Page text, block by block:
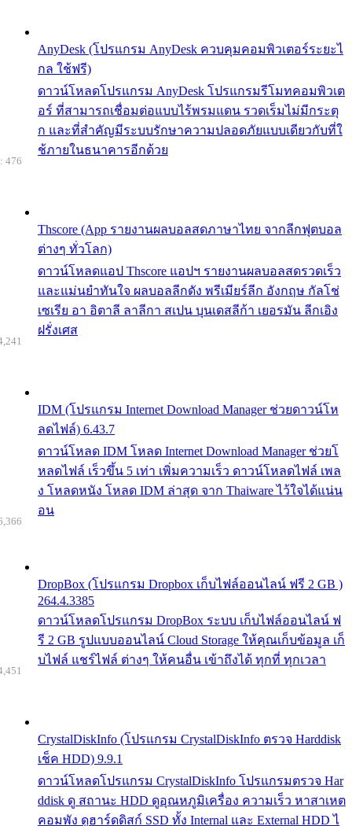
AnyDesk (โปรแกรม AnyDesk ควบคุมคอมพิวเตอร์ระยะไ
กล ใช้ฟรี)
ดาวน์โหลดโปรแกรม AnyDesk โปรแกรมรีโมทคอมพิวเต
อร์ ที่สามารถเชื่อมต่อแบบไร้พรมแดน รวดเร็มไม่มีกระตุ
ก และที่สำคัญมีระบบรักษาความปลอดภัยแบบเดียวกับที่ใ
ช้ภายในธนาคารอีกด้วย
Thscore (App รายงานผลบอลสดภาษาไทย จากลีกฟุตบอล
ต่างๆ ทั่วโลก)
ดาวน์โหลดแอป Thscore แอปฯ รายงานผลบอลสดรวดเร็ว
และแม่นยำทันใจ ผลบอลลีกดัง พรีเมียร์ลีก อังกฤษ กัลโช่
เซเรีย อา อิตาลี ลาลีกา สเปน บุนเดสลีก้า เยอรมัน ลีกเอิง
ฝรั่งเศส
476
IDM (โปรแกรม Internet Download Manager ช่วยดาวน์โห
ลดไฟล์) 6.43.7
ดาวน์โหลด IDM โหลด Internet Download Manager ช่วยโ
หลดไฟล์ เร็วขึ้น 5 เท่า เพิ่มความเร็ว ดาวน์โหลดไฟล์ เพล
ง โหลดหนัง โหลด IDM ล่าสุด จาก Thaiware ไว้ใจได้แน่น
อน
DropBox (โปรแกรม Dropbox เก็บไฟล์ออนไลน์ ฟรี 2 GB )
264.4.3385
ดาวน์โหลดโปรแกรม DropBox ระบบ เก็บไฟล์ออนไลน์ ฟ
รี 2 GB รูปแบบออนไลน์ Cloud Storage ให้คุณเก็บข้อมูล เก็
บไฟล์ แชร์ไฟล์ ต่างๆ ให้คนอื่น เข้าถึงได้ ทุกที่ ทุกเวลา
CrystalDiskInfo (โปรแกรม CrystalDiskInfo ตรวจ Harddisk
เช็ค HDD) 9.9.1
ดาวน์โหลดโปรแกรม CrystalDiskInfo โปรแกรมตรวจ Har
ddisk ดู สถานะ HDD ดูอุณหภูมิเครื่อง ความเร็ว หาสาเหต
คอมพัง ดูฮาร์ดดิสก์ SSD ทั้ง Internal และ External HDD ไ